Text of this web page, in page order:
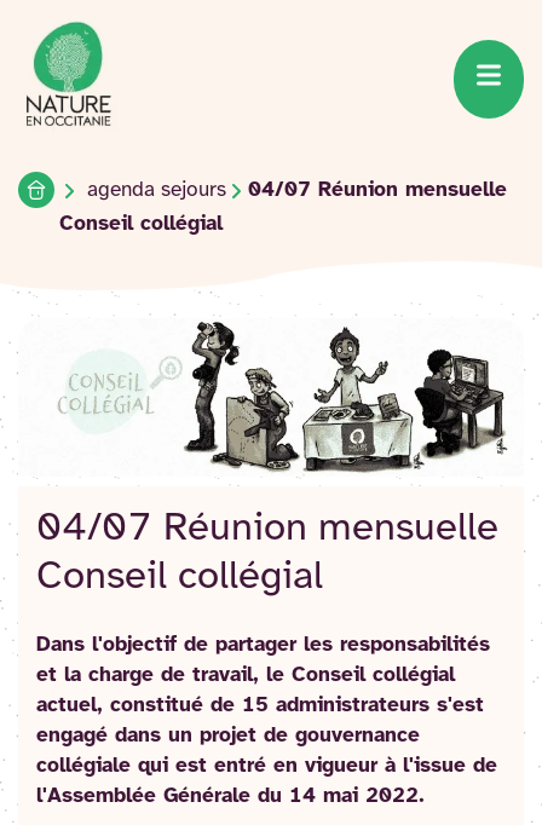
Accéder
au
contenu
Accueil du site
Accueilagenda sejours
04/07 Réunion mensuelle
Conseil collégial
04/07 Réunion mensuelle
Conseil collégial
Dans l'objectif de partager les responsabilités
et la charge de travail, le Conseil collégial
actuel, constitué de 15 administrateurs s'est
engagé dans un projet de gouvernance
collégiale qui est entré en vigueur à l'issue de
l'Assemblée Générale du 14 mai 2022.